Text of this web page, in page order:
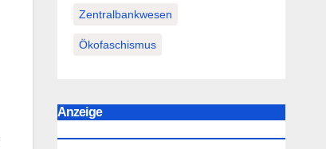
Zentralbankwesen
Ökofaschismus
Anzeige